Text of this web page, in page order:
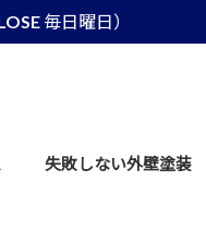
毎日曜日）
失敗しない外壁塗装